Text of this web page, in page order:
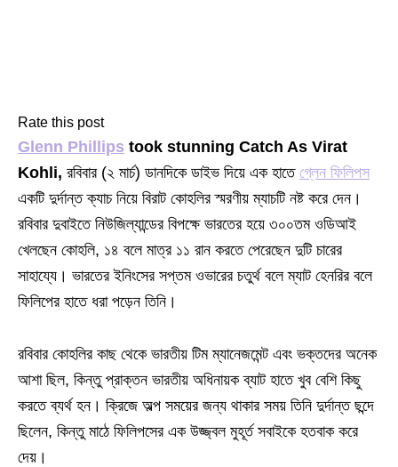
Rate this post
Glenn Phillips took stunning Catch As Virat
Kohli, রবিবার (২ মার্চ) ডানদিকে ডাইভ দিয়ে এক হাতে গ্লেন ফিলিপস
একটি দুর্দান্ত ক্যাচ নিয়ে বিরাট কোহলির স্মরণীয় ম্যাচটি নষ্ট করে দেন।
রবিবার দুবাইতে নিউজিল্যান্ডের বিপক্ষে ভারতের হয়ে ৩০০তম ওডিআই
খেলছেন কোহলি, ১৪ বলে মাত্র ১১ রান করতে পেরেছেন দুটি চারের
সাহায্যে। ভারতের ইনিংসের সপ্তম ওভারের চতুর্থ বলে ম্যাট হেনরির বলে
ফিলিপের হাতে ধরা পড়েন তিনি।
রবিবার কোহলির কাছ থেকে ভারতীয় টিম ম্যানেজমেন্ট এবং ভক্তদের অনেক
আশা ছিল, কিন্তু প্রাক্তন ভারতীয় অধিনায়ক ব্যাট হাতে খুব বেশি কিছু
করতে ব্যর্থ হন। ক্রিজে অল্প সময়ের জন্য থাকার সময় তিনি দুর্দান্ত ছন্দে
ছিলেন, কিন্তু মাঠে ফিলিপসের এক উজ্জ্বল মুহূর্ত সবাইকে হতবাক করে
দেয়।